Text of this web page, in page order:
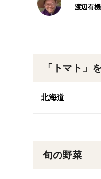
「トマト」
北海道
旬の野菜
渡辺有